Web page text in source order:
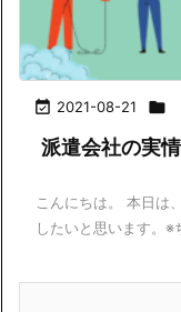
 2021-08-21 
派遣会社の実
こんにちは。 本日は
したいと思います。※